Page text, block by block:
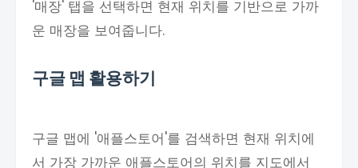
'매장' 탭을 선택하면 현재 위치를 기반으로 가까
운 매장을 보여줍니다.
구글 맵 활용하기
구글 맵에 '애플스토어'를 검색하면 현재 위치에
서 가장 가까운 애플스토어의 위치를 지도에서